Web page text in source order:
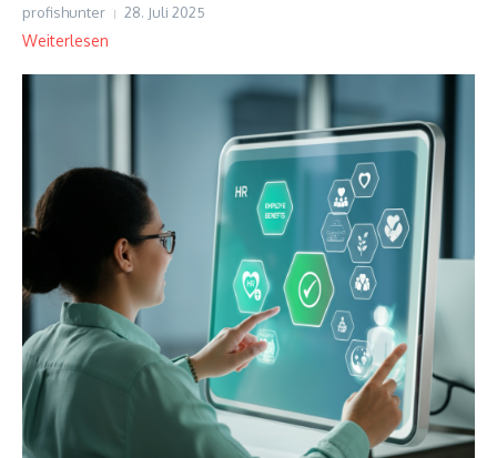
profishunter 28. Juli 2025
Weiterlesen